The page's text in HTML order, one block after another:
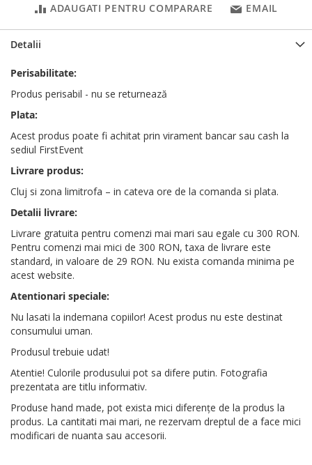
ADAUGATI PENTRU COMPARARE
EMAIL
Detalii
Perisabilitate:
Produs perisabil - nu se returnează
Plata:
Acest produs poate fi achitat prin virament bancar sau cash la
sediul FirstEvent
Livrare produs:
Cluj si zona limitrofa – in cateva ore de la comanda si plata.
Detalii livrare:
Livrare gratuita pentru comenzi mai mari sau egale cu 300 RON.
Pentru comenzi mai mici de 300 RON, taxa de livrare este
standard, in valoare de 29 RON. Nu exista comanda minima pe
acest website.
Atentionari speciale:
Nu lasati la indemana copiilor! Acest produs nu este destinat
consumului uman.
Produsul trebuie udat!
Atentie! Culorile produsului pot sa difere putin. Fotografia
prezentata are titlu informativ.
Produse hand made, pot exista mici diferențe de la produs la
produs. La cantitati mai mari, ne rezervam dreptul de a face mici
modificari de nuanta sau accesorii.